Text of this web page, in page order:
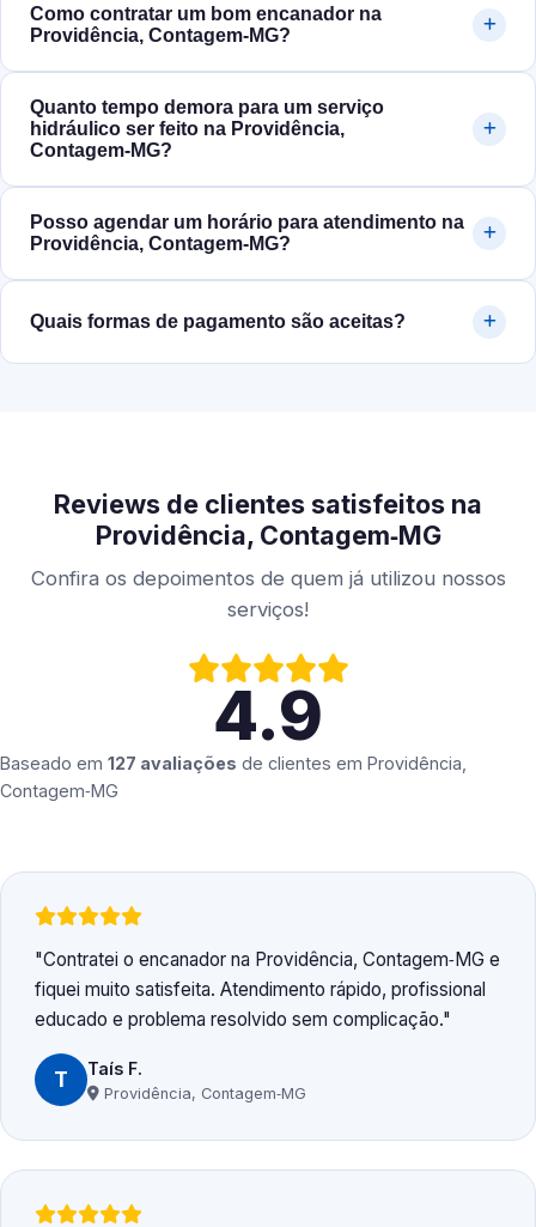
Como contratar um bom encanador na
Providência, Contagem‑MG?
Quanto tempo demora para um serviço
hidráulico ser feito na Providência,
Contagem‑MG?
Posso agendar um horário para atendimento na
Providência, Contagem‑MG?
Quais formas de pagamento são aceitas?
Reviews de clientes satisfeitos na
Providência, Contagem‑MG
Confira os depoimentos de quem já utilizou nossos
serviços!
4.9
Baseado em 127 avaliações de clientes em Providência,
Contagem‑MG
Contratei o encanador na Providência, Contagem‑MG e
fiquei muito satisfeita. Atendimento rápido, profissional
educado e problema resolvido sem complicação.
T Taís F.
Providência, Contagem‑MG